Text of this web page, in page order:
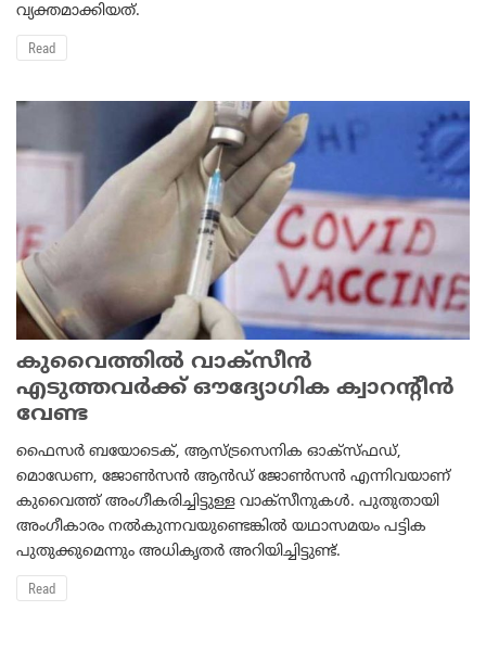
വ്യക്തമാക്കിയത്.
Read
കുവൈത്തില്‍ വാക്‌സീന്‍
എടുത്തവര്‍ക്ക് ഔദ്യോഗിക ക്വാറന്റീന്‍
വേണ്ട
ഫൈസര്‍ ബയോടെക്, ആസ്ട്രസെനിക ഓക്‌സ്ഫഡ്,
മൊഡേണ, ജോണ്‍സന്‍ ആന്‍ഡ് ജോണ്‍സന്‍ എന്നിവയാണ്
കുവൈത്ത് അംഗീകരിച്ചിട്ടുള്ള വാക്‌സീനുകള്‍. പുതുതായി
അംഗീകാരം നല്‍കുന്നവയുണ്ടെങ്കില്‍ യഥാസമയം പട്ടിക
പുതുക്കുമെന്നും അധികൃതര്‍ അറിയിച്ചിട്ടുണ്ട്.
Read